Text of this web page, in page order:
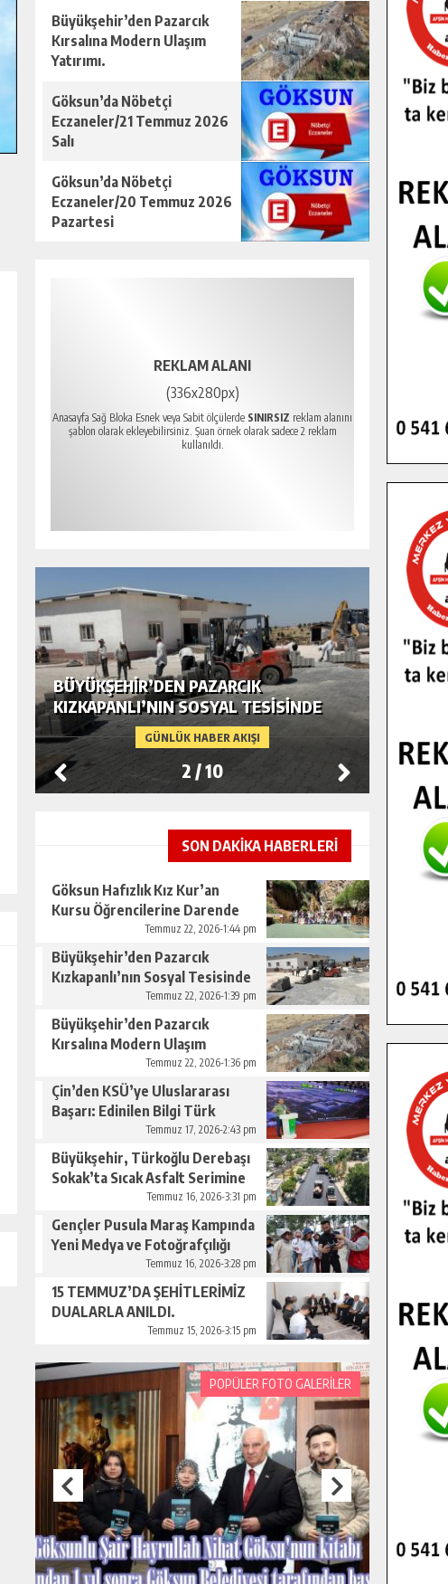
Büyükşehir’den Pazarcık
Kırsalına Modern Ulaşım
Yatırımı.
Göksun’da Nöbetçi
Eczaneler/21 Temmuz 2026
Salı
Göksun’da Nöbetçi
Eczaneler/20 Temmuz 2026
Pazartesi
REKLAM ALANI
(336x280px)
Anasayfa Sağ Bloka Esnek veya Sabit ölçülerde SINIRSIZ reklam alanını
şablon olarak ekleyebilirsiniz. Şuan örnek olarak sadece 2 reklam
kullanıldı.
GÜNLÜK HABER AKIŞI
BÜYÜKŞEHIR’DEN PAZARCIK
KIZKAPANLI’NIN SOSYAL TESISINDE
ÇEVRE DÜZENLEMESI.
2 /10
SON DAKİKA HABERLERİ
Göksun Hafızlık Kız Kur’an
Kursu Öğrencilerine Darende
Temmuz 22, 2026-1:44 pm
Büyükşehir’den Pazarcık
Kızkapanlı’nın Sosyal Tesisinde
Çevre Düzenlemesi.Temmuz 22, 2026-1:39 pm
Büyükşehir’den Pazarcık
Kırsalına Modern Ulaşım
Temmuz 22, 2026-1:36 pm
Çin’den KSÜ’ye Uluslararası
Başarı: Edinilen Bilgi Türk
Tarımına Katkı Sağlayacak.
Temmuz 17, 2026-2:43 pm
Büyükşehir, Türkoğlu Derebaşı
Sokak’ta Sıcak Asfalt Serimine
Temmuz 16, 2026-3:31 pm
Gençler Pusula Maraş Kampında
Yeni Medya ve Fotoğrafçılığı
Temmuz 16, 2026-3:28 pm
15 TEMMUZ’DA ŞEHİTLERİMİZ
DUALARLA ANILDI.
Temmuz 15, 2026-3:15 pm
POPÜLER FOTO GALERİLER